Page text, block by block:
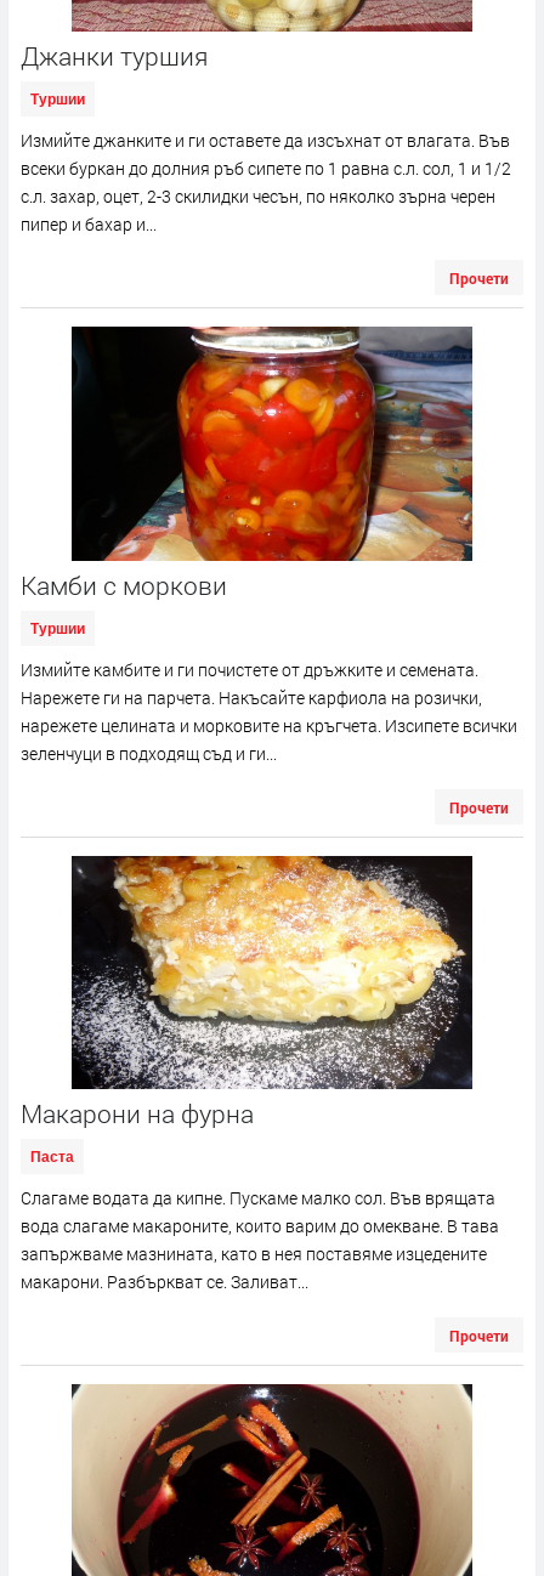
Джанки туршия
Туршии
Измийте джанките и ги оставете да изсъхнат от влагата. Във
всеки буркан до долния ръб сипете по 1 равна с.л. сол, 1 и 1/2
с.л. захар, оцет, 2-3 скилидки чесън, по няколко зърна черен
пипер и бахар и...
Прочети
Камби с моркови
Туршии
Измийте камбите и ги почистете от дръжките и семената.
Нарежете ги на парчета. Накъсайте карфиола на розички,
нарежете целината и морковите на кръгчета. Изсипете всички
зеленчуци в подходящ съд и ги...
Прочети
Макарони на фурна
Паста
Слагаме водата да кипне. Пускаме малко сол. Във врящата
вода слагаме макароните, които варим до омекване. В тава
запържваме мазнината, като в нея поставяме изцедените
макарони. Разбъркват се. Заливат...
Прочети